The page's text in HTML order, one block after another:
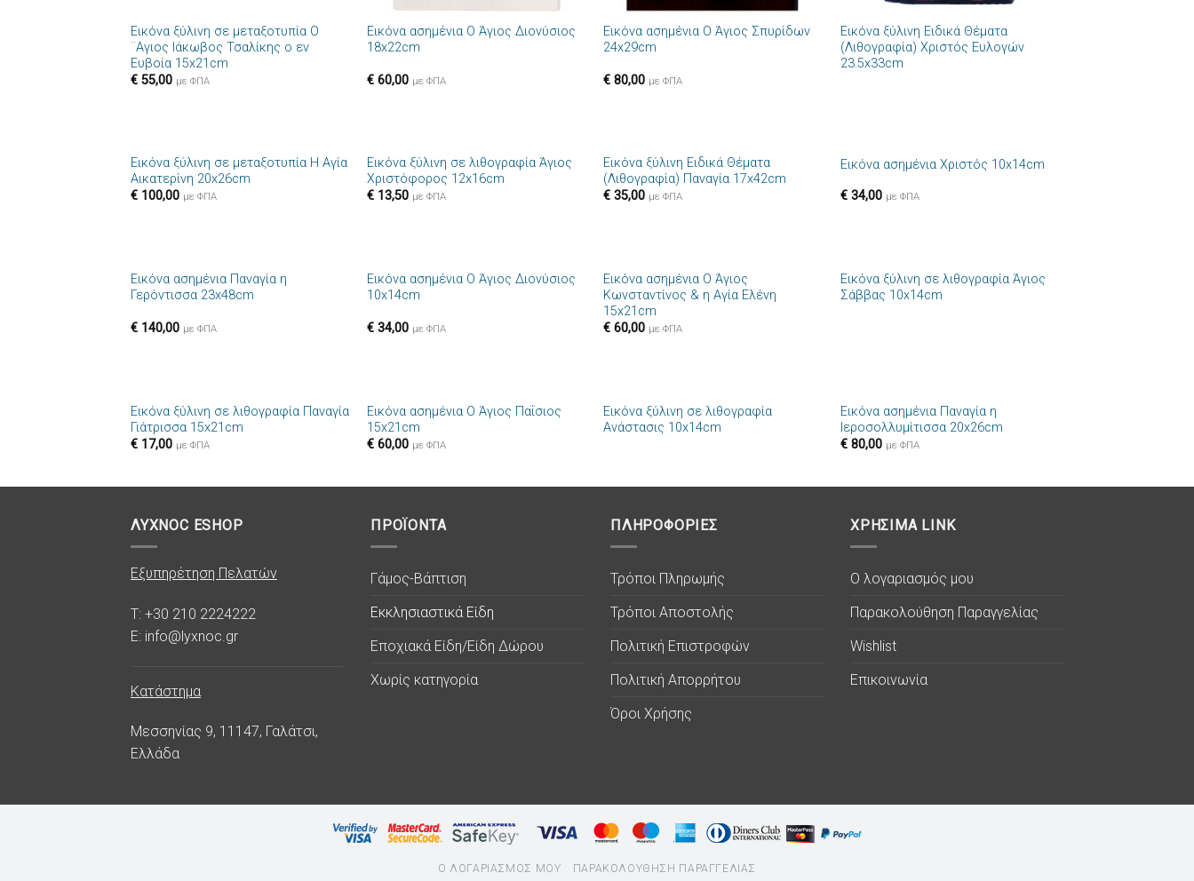
Εικόνα ξύλινη σε μεταξοτυπία Ο
¨Αγιος Ιάκωβος Τσαλίκης ο εν
Ευβοία 15x21cm
€55,00 με ΦΠΑ
Εικόνα ασημένια Ο Άγιος Διονύσιος
18x22cm
€ 60,00 με ΦΠΑ
Εικόνα ασημένια Ο Άγιος Σπυρίδων
24x29cm
€ 80,00 με ΦΠΑ
Εικόνα ξύλινη Ειδικά Θέματα
(Λιθογραφία) Χριστός Ευλογών
23.5x33cm
Πρόσθήκη
Εικόνα ξύλινη σε μεταξοτυπία Η Αγία
Αικατερίνη 20x26cm
€100,00 με ΦΠΑ
Πρόσθήκη
Εικόνα ξύλινη σε λιθογραφία Άγιος
Χριστόφορος 12x16cm
€ 13,50 με ΦΠΑ
Πρόσθήκη
στην λίστα
Εικόνα ξύλινη Ειδικά Θέματα
(Λιθογραφία) Παναγία 17x42cm
€ 35,00 με ΦΠΑ
Πρόσθήκη
Εικόνα ασημένια Χριστός 10x14cm
€34,00 με ΦΠΑ
Εικόνα ασημένια Παναγία η
Γερόντισσα 23x48cm
€140,00 με ΦΠΑ
Πρόσθήκη
Εικόνα ασημένια Ο Άγιος Διονύσιος
10x14cm
€ 34,00 με ΦΠΑ
Πρόσθήκη
στην λίστα
Εικόνα ασημένια Ο Άγιος
Κωνσταντίνος & η Αγία Ελένη
15x21cm
€ 60,00 με ΦΠΑ
Πρόσθήκη
Εικόνα ξύλινη σε λιθογραφία Άγιος
Σάββας 10x14cm
Πρόσθήκη
Εικόνα ξύλινη σε λιθογραφία Παναγία
Γιάτρισσα 15x21cm
€17,00 με ΦΠΑ
Πρόσθήκη
Εικόνα ασημένια Ο Άγιος Παΐσιος
15x21cm
€ 60,00 με ΦΠΑ
Πρόσθήκη
Εικόνα ξύλινη σε λιθογραφία
Ανάστασις 10x14cm
στην λίστα
Εικόνα ασημένια Παναγία η
Ιεροσολλυμίτισσα 20x26cm
€80,00 με ΦΠΑ
ΛΥΧΝΟC ESHOP
Εξυπηρέτηση Πελατών
T: +30 210 2224222
E: info@lyxnoc.gr
Κατάστημα
Μεσσηνίας 9, 11147, Γαλάτσι,
Ελλάδα
ΠΡΟΪΟΝΤΑ
Γάμος-Βάπτιση
Εκκλησιαστικά Είδη
Εποχιακά Είδη/Είδη Δώρου
Χωρίς κατηγορία
ΠΛΗΡΟΦΟΡΙΕΣ
Τρόποι Πληρωμής
Τρόποι Αποστολής
Πολιτική Επιστροφών
Πολιτική Απορρήτου
Όροι Χρήσης
ΧΡΗΣΙΜΑ LINK
Ο λογαριασμός μου
Παρακολούθηση Παραγγελίας
Wishlist
Επικοινωνία
Ο ΛΟΓΑΡΙΑΣΜΟΣ ΜΟΥ ΠΑΡΑΚΟΛΟΥΘΗΣΗ ΠΑΡΑΓΓΕΛΙΑΣ